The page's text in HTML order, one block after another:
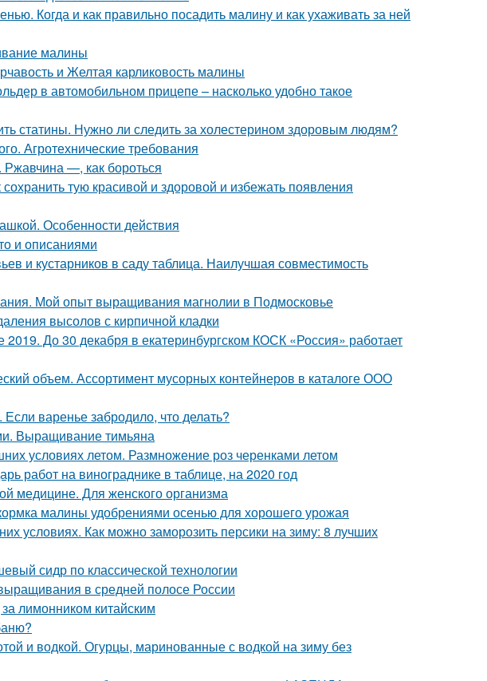
Когда и как правильно посадить малину и как ухаживать за ней
малины
и Желтая карликовость малины
в автомобильном прицепе – насколько удобно такое
статины. Нужно ли следить за холестерином здоровым людям?
Агротехнические требования
Ржавчина —, как бороться
тую красивой и здоровой и избежать появления
Особенности действия
и описаниями
и кустарников в саду таблица. Наилучшая совместимость
Мой опыт выращивания магнолии в Подмосковье
высолов с кирпичной кладки
2019. До 30 декабря в екатеринбургском КОСК «Россия» работает
объем. Ассортимент мусорных контейнеров в каталоге ООО
варенье забродило, что делать?
Выращивание тимьяна
условиях летом. Размножение роз черенками летом
работ на винограднике в таблице, на 2020 год
медицине. Для женского организма
малины удобрениями осенью для хорошего урожая
условиях. Как можно заморозить персики на зиму: 8 лучших
сидр по классической технологии
в средней полосе России
лимонником китайским
и водкой. Огурцы, маринованные с водкой на зиму без